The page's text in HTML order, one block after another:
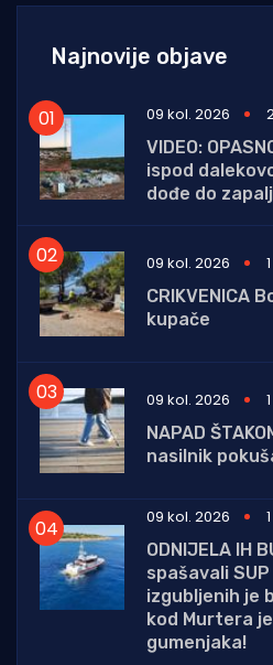
Najnovije objave
09 kol. 2026
VIDEO:
ispod
dođe do
09 kol. 2026
CRIKVENICA
kupače
09 kol. 2026
NAPAD
nasilnik
09 kol. 2026
ODNIJELA IH
spašavali
izgubljenih je
kod Murtera
gumenjaka!